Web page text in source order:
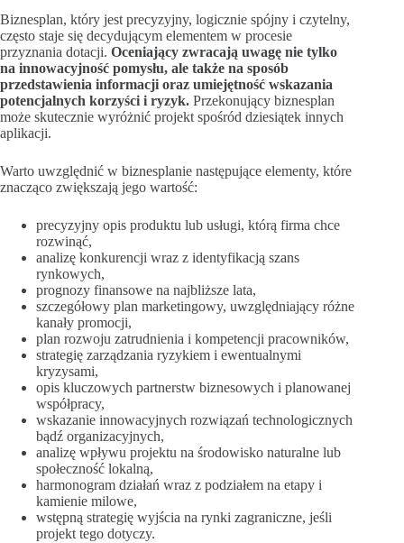
Biznesplan, który jest precyzyjny, logicznie spójny i czytelny,
często staje się decydującym elementem w procesie
przyznania dotacji. Oceniający zwracają uwagę nie tylko
na innowacyjność pomysłu, ale także na sposób
przedstawienia informacji oraz umiejętność wskazania
potencjalnych korzyści i ryzyk. Przekonujący biznesplan
może skutecznie wyróżnić projekt spośród dziesiątek innych
aplikacji.
Warto uwzględnić w biznesplanie następujące elementy, które
znacząco zwiększają jego wartość:
precyzyjny opis produktu lub usługi, którą firma chce
rozwinąć,
analizę konkurencji wraz z identyfikacją szans
rynkowych,
prognozy finansowe na najbliższe lata,
szczegółowy plan marketingowy, uwzględniający różne
kanały promocji,
plan rozwoju zatrudnienia i kompetencji pracowników,
strategię zarządzania ryzykiem i ewentualnymi
kryzysami,
opis kluczowych partnerstw biznesowych i planowanej
współpracy,
wskazanie innowacyjnych rozwiązań technologicznych
bądź organizacyjnych,
analizę wpływu projektu na środowisko naturalne lub
społeczność lokalną,
harmonogram działań wraz z podziałem na etapy i
kamienie milowe,
wstępną strategię wyjścia na rynki zagraniczne, jeśli
projekt tego dotyczy.